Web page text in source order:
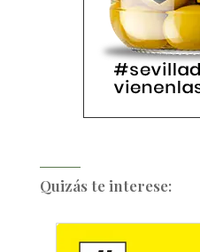
Quizás te interese: